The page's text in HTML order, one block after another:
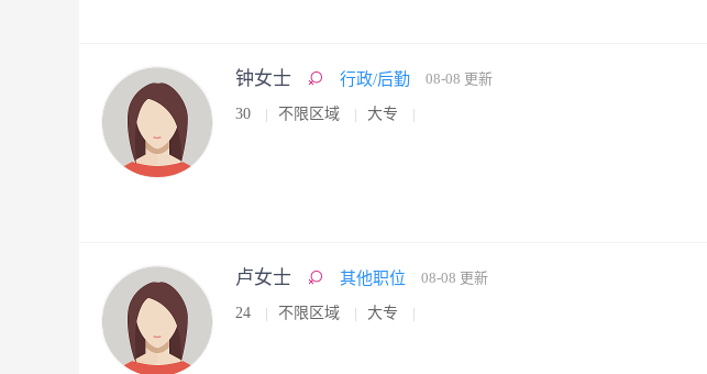
钟女士 行政/后勤 08-08 更新
30 不限区域 大专
卢女士 其他职位 08-08 更新
24 不限区域 大专